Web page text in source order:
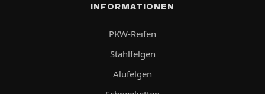
INFORMATIONEN
PKW-Reifen
Stahlfelgen
Alufelgen